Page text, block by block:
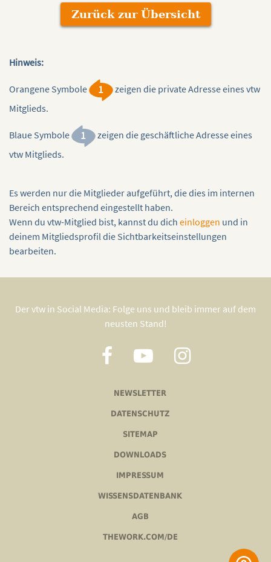
Zurück zur Übersicht
Hinweis:
Orangene Symbole
zeigen die private Adresse eines vtw
Mitglieds.
Blaue Symbole
zeigen die geschäftliche Adresse eines
vtw Mitglieds.
Es werden nur die Mitglieder aufgeführt, die dies im internen
Bereich entsprechend eingestellt haben.
Wenn du vtw-Mitglied bist, kannst du dich einloggen und in
deinem Mitgliedsprofil die Sichtbarkeitseinstellungen
bearbeiten.
Der vtw in Social Media: Folge uns und bleib immer auf dem
neusten Stand!
NEWSLETTER
DATENSCHUTZ
SITEMAP
DOWNLOADS
IMPRESSUM
WISSENSDATENBANK
AGB
THEWORK.COM/DE